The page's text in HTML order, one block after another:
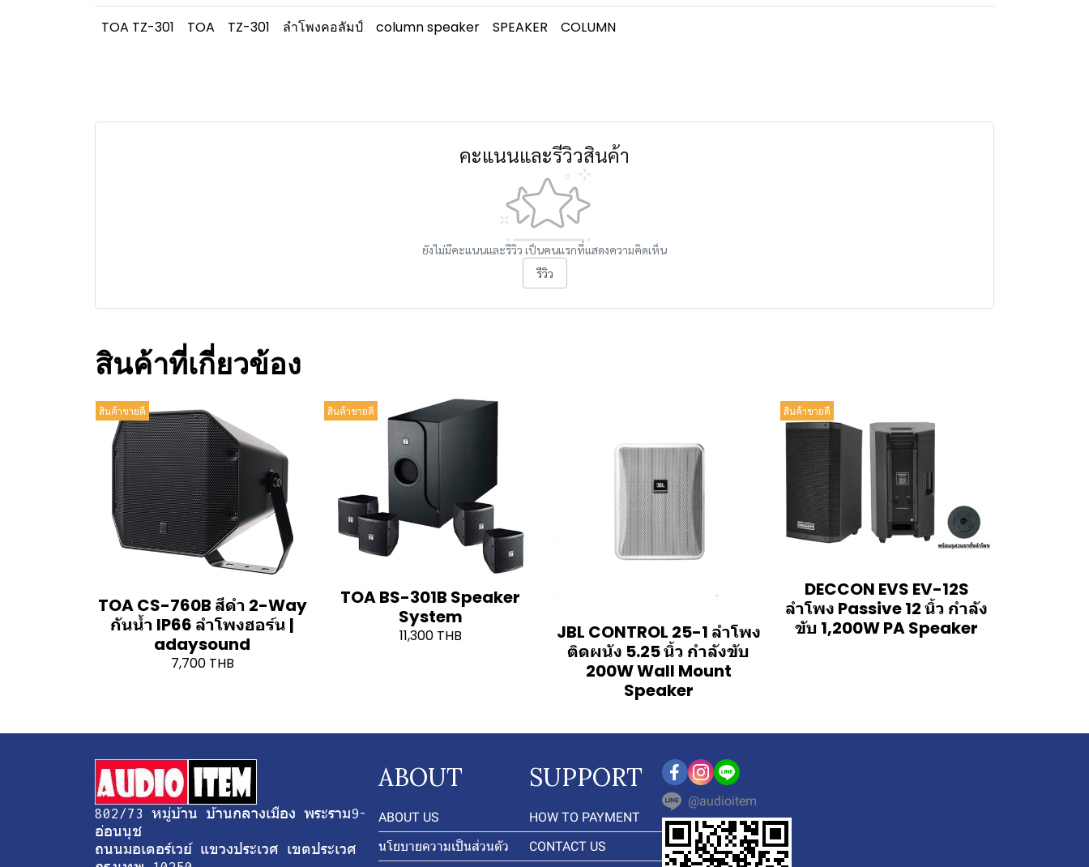
TOA TZ-301 TOA TZ-301 ลำโพงคอลัมป์ column speaker SPEAKER COLUMN
คะแนนและรีวิวสินค้า
ยังไม่มีคะแนนและรีวิว เป็นคนแรกที่แสดงความคิดเห็น
รีวิว
สินค้าที่เกี่ยวข้อง
สินค้าขายดี
TOA CS-760B สีดำ 2-Way
กันน้ำ IP66 ลำโพงฮอร์น |
adaysound
7,700 THB
สินค้าขายดี
TOA BS-301B Speaker
System
11,300 THB
JBL CONTROL 25-1 ลำโพง
ติดผนัง 5.25 นิ้ว กำลังขับ
200W Wall Mount
Speaker
สินค้าขายดี
DECCON EVS EV-12S
ลำโพง Passive 12 นิ้ว กำลัง
ขับ 1,200W PA Speaker
802/73 หมู่บ้าน บ้านกลางเมือง พระราม9-
อ่อนนุช
ถนนมอเตอร์เวย์ แขวงประเวศ เขตประเวศ
ABOUT
ABOUT US
นโยบายความเป็นส่วนตัว
SUPPORT
HOW TO PAYMENT
CONTACT US
@audioitem